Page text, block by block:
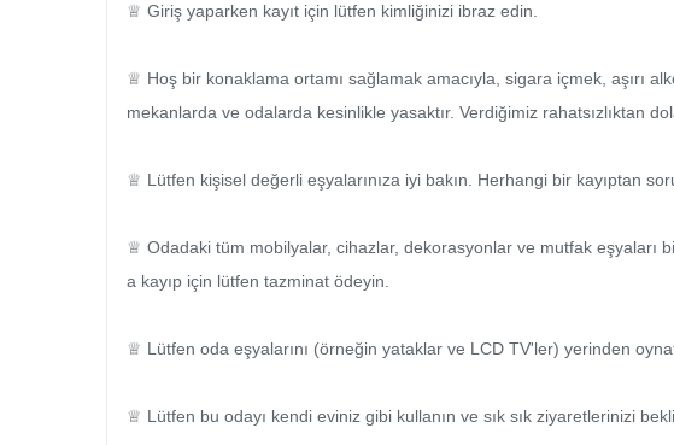
♕ Giriş yaparken kayıt için lütfen kimliğinizi ibraz edin.
♕ Hoş bir konaklama ortamı sağlamak amacıyla, sigara içmek, aşırı
mekanlarda ve odalarda kesinlikle yasaktır. Verdiğimiz rahatsızlıktan
♕ Lütfen kişisel değerli eşyalarınıza iyi bakın. Herhangi bir kayıptan
♕ Odadaki tüm mobilyalar, cihazlar, dekorasyonlar ve mutfak eşyaları
a kayıp için lütfen tazminat ödeyin.
♕ Lütfen oda eşyalarını (örneğin yataklar ve LCD TV'ler) yerinden
♕ Lütfen bu odayı kendi eviniz gibi kullanın ve sık sık ziyaretlerinizi